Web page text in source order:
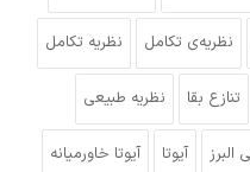
نظریه‌ی تکامل نظریه‌ تکامل
تنازع بقا نظریه طبیعی
آیوتا آیوتا خاورمیانه